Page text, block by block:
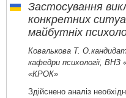
Застосування
конкретних
майбутніх
Ковалькова Т.
кафедри психології, ВНЗ
«КРОК»
Здійснено аналіз